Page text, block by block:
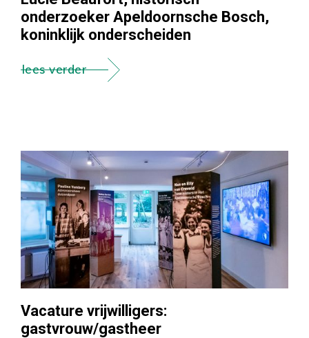
onderzoeker Apeldoornsche Bosch,
koninklijk onderscheiden
lees verder
Vacature vrijwilligers:
gastvrouw/gastheer